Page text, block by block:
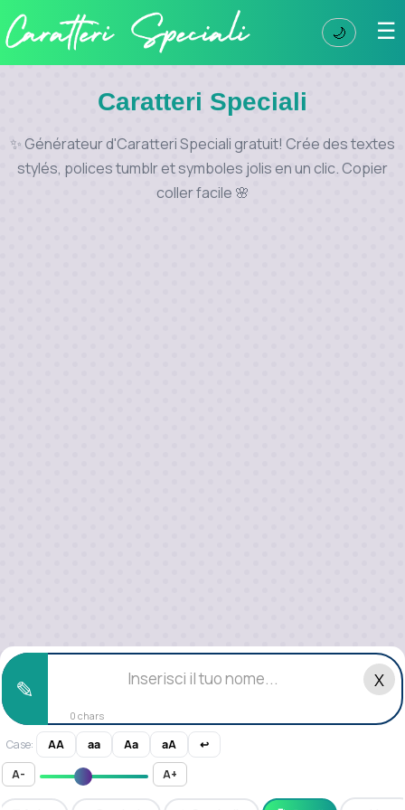
☰
🌙
Caratteri Speciali
✨ Générateur d'Caratteri Speciali gratuit! Crée des textes
stylés, polices tumblr et symboles jolis en un clic. Copier
coller facile 🌸
✎ X
0 chars
Case: AA aa Aa aA
↩
A-
A+